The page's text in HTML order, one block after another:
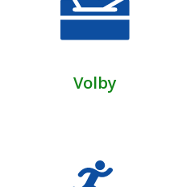
Volby